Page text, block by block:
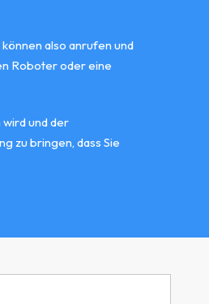
also anrufen und
Roboter oder eine
und der
zu bringen, dass Sie